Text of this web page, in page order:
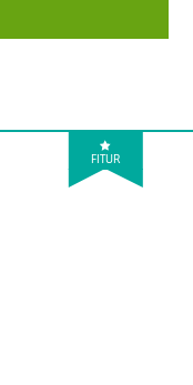
FITUR